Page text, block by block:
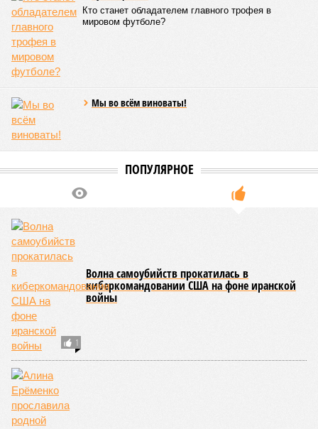
эта цифра выросла до 78 лет, а к 2036 году – до 81
года. Как это будет выполняться, неизвестно.
Эта железная печень
В своём новейшем исследовании, опубликованном в NPJ
технологий во главе с доктором биологических наук
Екатериной Храмеевой
жизни человека. Вернее, каким бы этот срок мог быть, если
числе и соматические мутации.
Итак, пишет в своей разошедшейся на многомиллионную
аудиторию публикации New York Post (почему, кстати, New
York Post, а не отечественные издания?), получилось, что
средним показателем было бы 1759 лет, а максимальным –
29 921 год. Неплохо: одному-единственному человеку
можно было бы застать сразу несколько концов света,
ледниковых периодов и крушение десятка-другого
развитых цивилизаций. Но мы снова возвращаемся к
катастрофическим изменениям в ДНК, которые начисто
вычёркивают эти цифры из всех возможных вариантов
долголетия.«При устранении всех остальных причин
старения только соматические мутации сокращают
теоретическую среднюю продолжительность жизни с
1759 до 156 лет»
из ключевых авторов исследования, научный сотрудник
Центра био- и медицинских технологий Сколтеха и
научный сотрудник Института искусственного интеллекта